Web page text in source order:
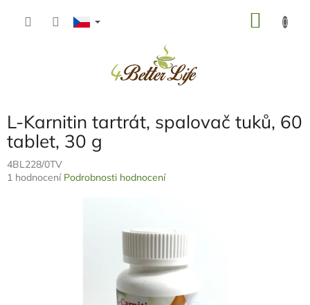
L-Karnitin tartrát, spalovač tuků, 60
tablet, 30 g
4BL228/0TV
Průměrné
1 hodnocení Podrobnosti hodnocení